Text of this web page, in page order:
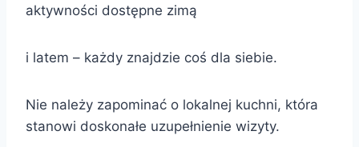
aktywności dostępne zimą
i latem – każdy znajdzie coś dla siebie.
Nie należy zapominać o lokalnej kuchni, która
stanowi doskonałe uzupełnienie wizyty.